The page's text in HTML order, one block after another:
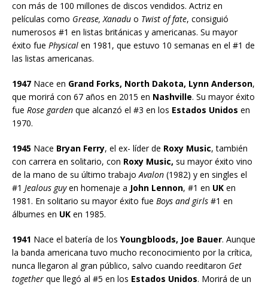
con más de 100 millones de discos vendidos. Actriz en
películas como Grease, Xanadu o Twist of fate, consiguió
numerosos #1 en listas británicas y americanas. Su mayor
éxito fue Physical en 1981, que estuvo 10 semanas en el #1 de
las listas americanas.
1947 Nace en Grand Forks, North Dakota, Lynn Anderson,
que morirá con 67 años en 2015 en Nashville. Su mayor éxito
fue Rose garden que alcanzó el #3 en los Estados Unidos en
1970.
1945 Nace Bryan Ferry, el ex- líder de Roxy Music, también
con carrera en solitario, con Roxy Music, su mayor éxito vino
de la mano de su último trabajo Avalon (1982) y en singles el
#1 Jealous guyen homenaje a John Lennon, #1 en UK en
1981. En solitario su mayor éxito fue Boys and girls #1 en
álbumes en UK en 1985.
1941 Nace el batería de los Youngbloods, Joe Bauer. Aunque
la banda americana tuvo mucho reconocimiento por la crítica,
nunca llegaron al gran público, salvo cuando reeditaron Get
together que llegó al #5 en los Estados Unidos. Morirá de un